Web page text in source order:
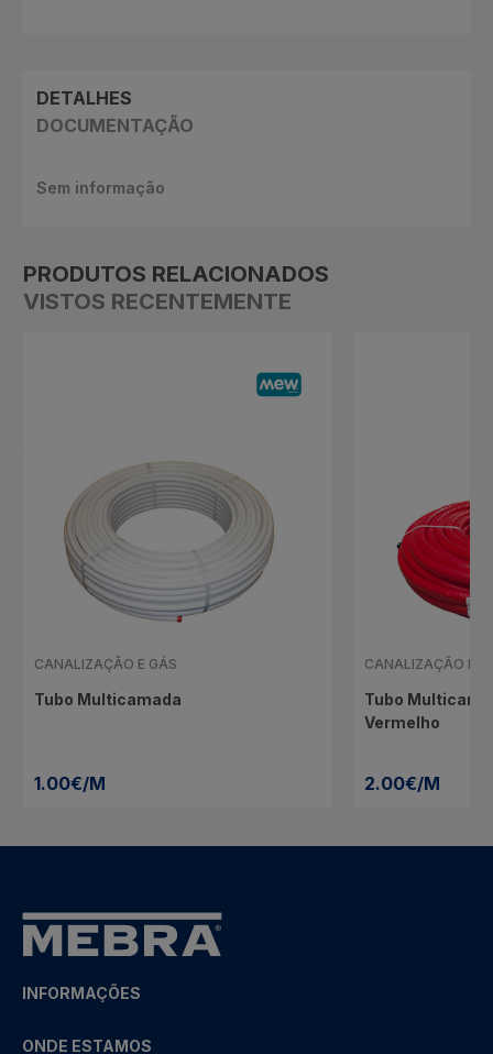
DETALHES
DOCUMENTAÇÃO
Sem informação
PRODUTOS RELACIONADOS
VISTOS RECENTEMENTE
CANALIZAÇÃO E GÁS
Tubo Multicamada
1.00€/M
CANALIZAÇÃO E
Tubo
Vermelho
2.00€/M
INFORMAÇÕES
ONDE ESTAMOS